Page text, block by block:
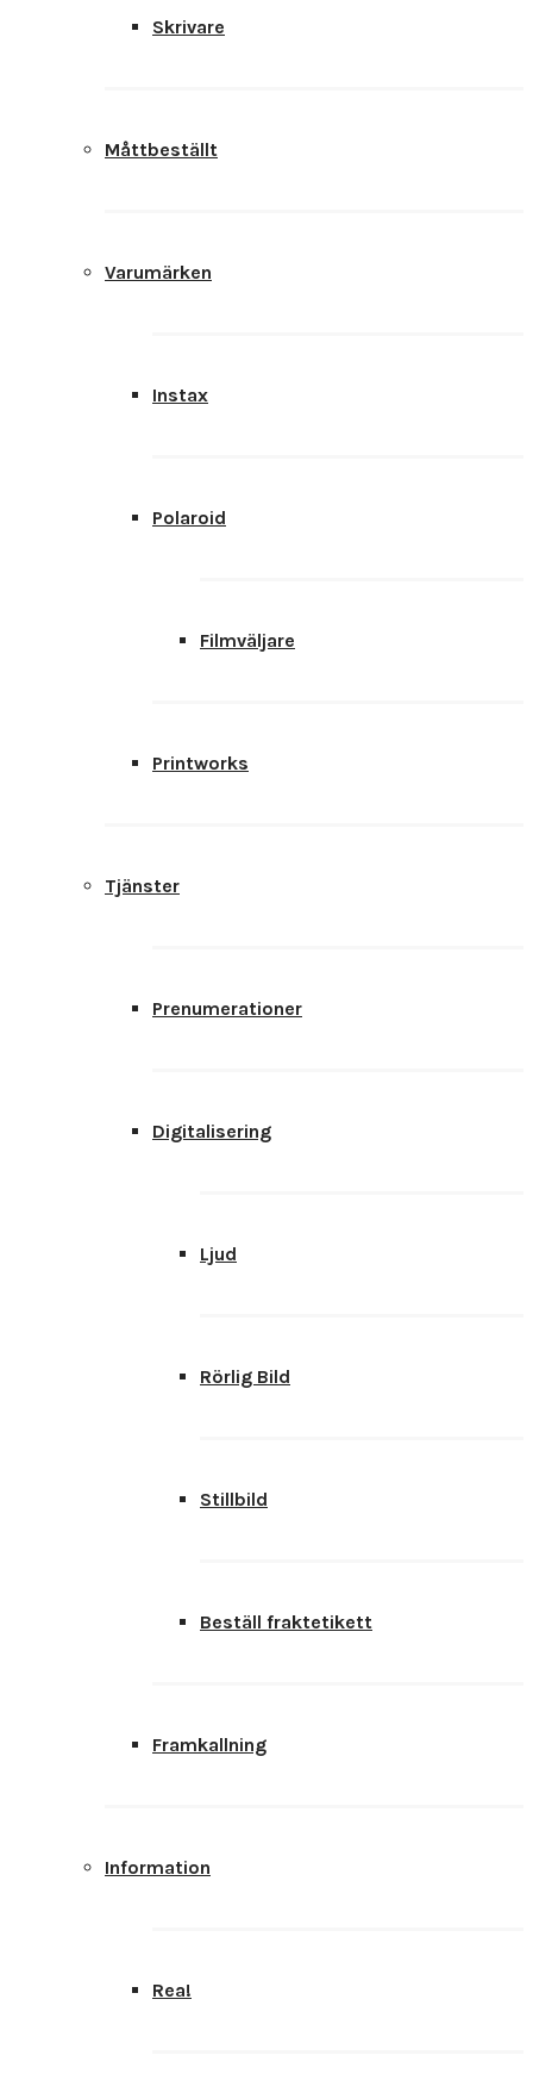
Skrivare
Måttbeställt
Varumärken
Instax
Polaroid
Filmväljare
Printworks
Tjänster
Prenumerationer
Digitalisering
Ljud
Rörlig Bild
Stillbild
Beställ fraktetikett
Framkallning
Information
Rea!